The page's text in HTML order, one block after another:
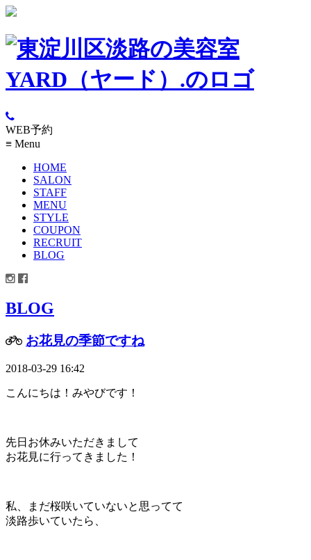
WEB予約
≡ Menu
HOME
SALON
STAFF
MENU
STYLE
COUPON
RECRUIT
BLOG
BLOG
お花見の季節ですね
2018-03-29 16:42
こんにちは！みやびです！
先日お休みいただきまして
お花見に行ってきました！
私、まだ桜咲いていないと思ってて
淡路歩いていたら、